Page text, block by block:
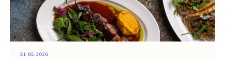
31.05.2026